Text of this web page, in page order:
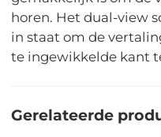
horen. Het dual-view
in staat om de
te ingewikkelde kant
Gerelateerde